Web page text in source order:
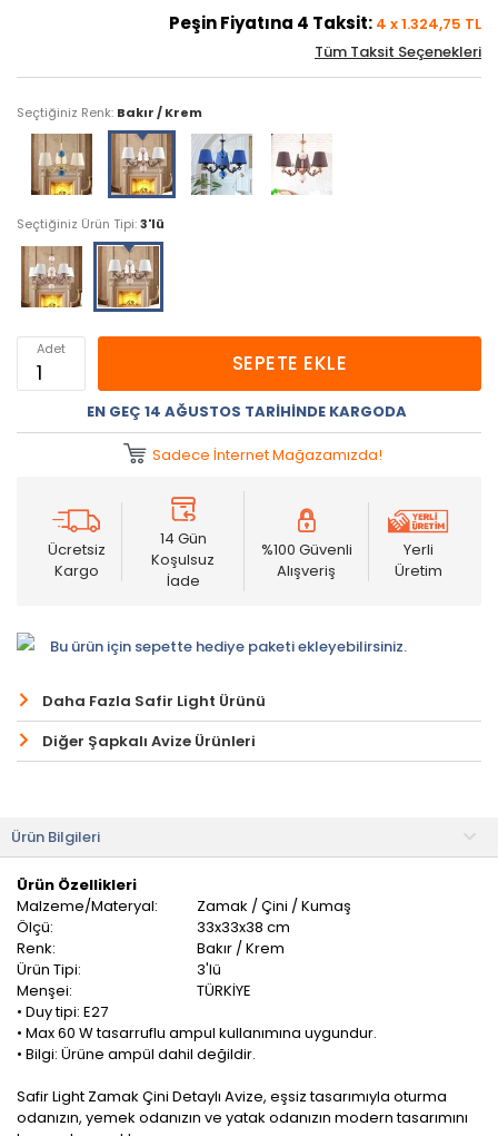
Peşin Fiyatına 4 Taksit: 4 x1.324,75 TL
Tüm Taksit Seçenekleri
Seçtiğiniz Renk: Bakır / Krem
Seçtiğiniz Ürün Tipi:3'lü
Adet
SEPETE EKLE
EN GEÇ 14 AĞUSTOS TARIHINDE KARGODA
Sadece İnternet Mağazamızda!
Ücretsiz
Kargo
14 Gün
Koşulsuz
İade
%100 Güvenli
Alışveriş
Yerli
Üretim
Bu ürün için sepette hediye paketi ekleyebilirsiniz.
Daha Fazla Safir Light Ürünü
Diğer Şapkalı Avize Ürünleri
Ürün Bilgileri
Ürün Özellikleri
Malzeme/Materyal:
Zamak / Çini / Kumaş
Ölçü:
33x33x38 cm
Renk:
Bakır / Krem
Ürün Tipi:
3'lü
Menşei:
TÜRKİYE
• Duy tipi: E27
• Max 60 W tasarruflu ampul kullanımına uygundur.
• Bilgi: Ürüne ampül dahil değildir.
Safir Light Zamak Çini Detaylı Avize, eşsiz tasarımıyla oturma
odanızın, yemek odanızın ve yatak odanızın modern tasarımını